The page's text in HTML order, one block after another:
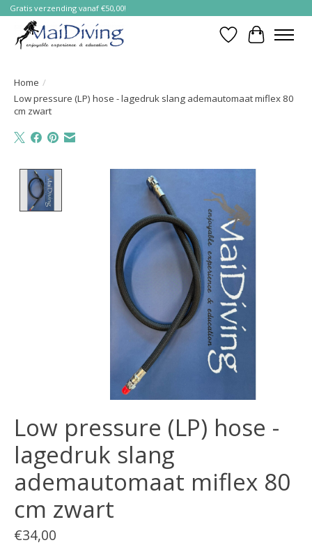
Gratis verzending vanaf €50,00!
Verlanglijst
Home /
Low pressure (LP) hose - lagedruk slang ademautomaat miflex 80
cm zwart
Product image slideshow Items
Low pressure (LP) hose -
lagedruk slang
ademautomaat miflex 80
cm zwart
€34,00